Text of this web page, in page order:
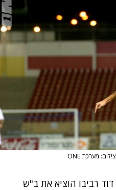
צילום: מערכת ONE
דוד רביבו הוציא את ב"ש